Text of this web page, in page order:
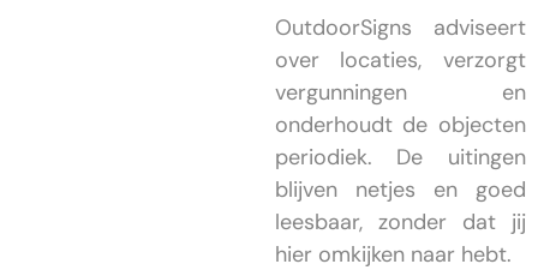
OutdoorSigns adviseert
over locaties, verzorgt
vergunningen en
onderhoudt de objecten
periodiek. De uitingen
blijven netjes en goed
leesbaar, zonder dat jij
hier omkijken naar hebt.